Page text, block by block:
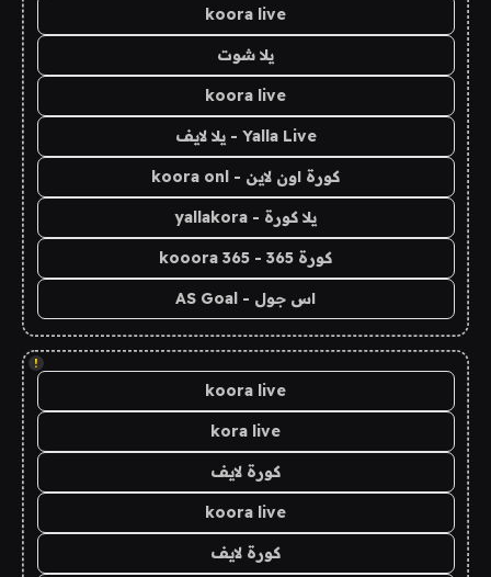
koora live
يلا شوت
koora live
Yalla Live - يلا لايف
كورة اون لاين - koora onl
يلا كورة - yallakora
كورة 365 - kooora 365
اس جول - AS Goal
!
koora live
kora live
كورة لايف
koora live
كورة لايف